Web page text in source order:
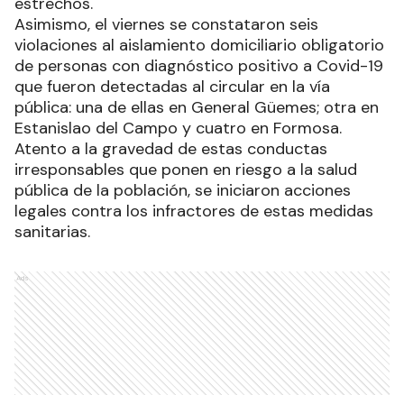
Asimismo, el viernes se constataron seis
violaciones al aislamiento domiciliario obligatorio
de personas con diagnóstico positivo a Covid-19
que fueron detectadas al circular en la vía
pública: una de ellas en General Güemes; otra en
Estanislao del Campo y cuatro en Formosa.
Atento a la gravedad de estas conductas
irresponsables que ponen en riesgo a la salud
pública de la población, se iniciaron acciones
legales contra los infractores de estas medidas
sanitarias.
Ads